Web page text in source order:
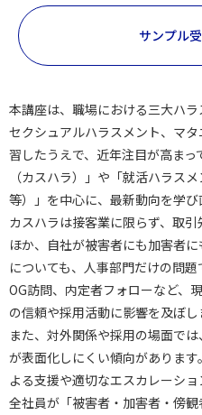
サンプル
本講座は、職場における三大ハラ
セクシュアルハラスメント、マ
習したうえで、近年注目が高ま
（カスハラ）」や「就活ハラス
等）」を中心に、最新動向を学び
カスハラは接客業に限らず、取
ほか、自社が被害者にも加害者
についても、人事部門だけの問
OG訪問、内定者フォローなど、
の信頼や採用活動に影響を及ぼし
また、対外関係や採用の場面で
が表面化しにくい傾向がありま
よる支援や適切なエスカレーショ
全社員が「被害者・加害者・傍